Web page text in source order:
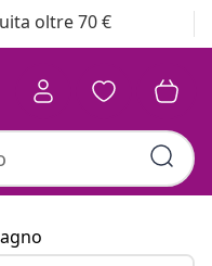
oltre 70 €